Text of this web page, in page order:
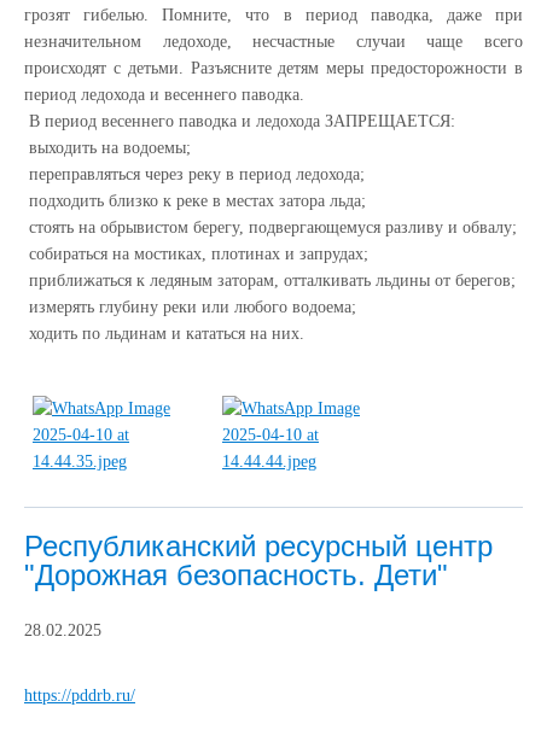
грозят гибелью. Помните, что в период паводка, даже при
незначительном ледоходе, несчастные случаи чаще всего
происходят с детьми. Разъясните детям меры предосторожности в
период ледохода и весеннего паводка.
В период весеннего паводка и ледохода ЗАПРЕЩАЕТСЯ:
выходить на водоемы;
переправляться через реку в период ледохода;
подходить близко к реке в местах затора льда;
стоять на обрывистом берегу, подвергающемуся разливу и обвалу;
собираться на мостиках, плотинах и запрудах;
приближаться к ледяным заторам, отталкивать льдины от берегов;
измерять глубину реки или любого водоема;
ходить по льдинам и кататься на них.
Республиканский ресурсный центр
"Дорожная безопасность. Дети"
28.02.2025
https://pddrb.ru/